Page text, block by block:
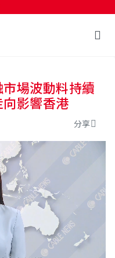
尋
場波動料持續
影響香港
分享